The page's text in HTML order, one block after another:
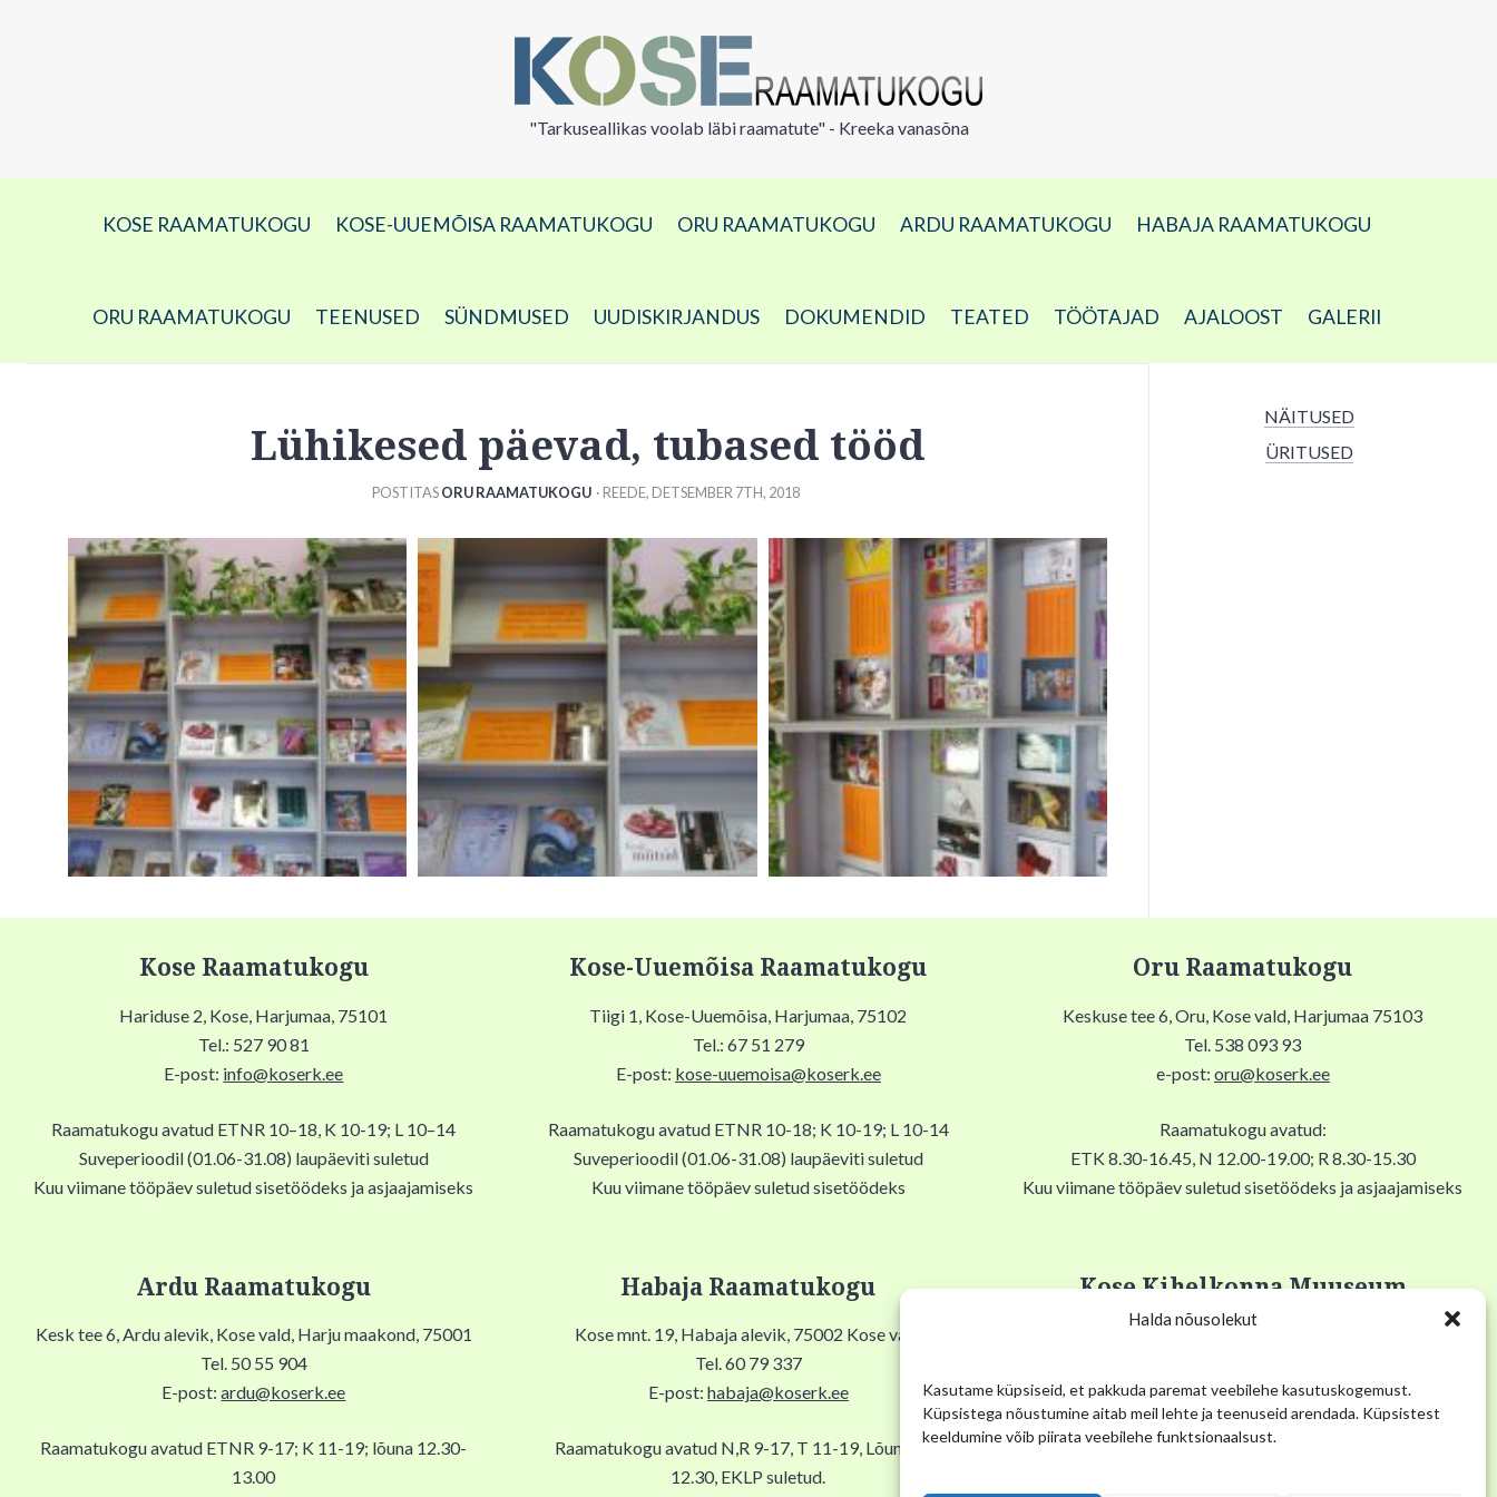
Halda nõusolekut
Kasutame küpsiseid, et pakkuda paremat veebilehe kasutuskogemust.
Küpsistega nõustumine aitab meil lehte ja teenuseid arendada. Küpsistest
keeldumine võib piirata veebilehe funktsionaalsust.
"Tarkuseallikas voolab läbi raamatute" - Kreeka vanasõna
KOSE RAAMATUKOGU KOSE-UUEMÕISA RAAMATUKOGU ORU RAAMATUKOGU ARDU RAAMATUKOGU HABAJA RAAMATUKOGU
ORU RAAMATUKOGU TEENUSED SÜNDMUSED UUDISKIRJANDUS DOKUMENDID TEATED TÖÖTAJAD AJALOOST GALERII
Lühikesed päevad, tubased tööd
POSTITASORU RAAMATUKOGU · REEDE, DETSEMBER 7TH, 2018
NÄITUSED
ÜRITUSED
Kose Raamatukogu
Hariduse 2, Kose, Harjumaa, 75101
Tel.: 527 90 81
E-post: info@koserk.ee
Raamatukogu avatud ETNR 10–18, K 10-19; L 10–14
Suveperioodil (01.06-31.08) laupäeviti suletud
Kuu viimane tööpäev suletud sisetöödeks ja asjaajamiseks
Kose-Uuemõisa Raamatukogu
Tiigi 1, Kose-Uuemõisa, Harjumaa, 75102
Tel.: 67 51 279
E-post: kose-uuemoisa@koserk.ee
Raamatukogu avatud ETNR 10-18; K 10-19; L 10-14
Suveperioodil (01.06-31.08) laupäeviti suletud
Kuu viimane tööpäev suletud sisetöödeks
Oru Raamatukogu
Keskuse tee 6, Oru, Kose vald, Harjumaa 75103
Tel. 538 093 93
e-post: oru@koserk.ee
Raamatukogu avatud:
ETK 8.30-16.45, N 12.00-19.00; R 8.30-15.30
Kuu viimane tööpäev suletud sisetöödeks ja asjaajamiseks
Ardu Raamatukogu
Kesk tee 6, Ardu alevik, Kose vald, Harju maakond, 75001
Tel. 50 55 904
E-post:ardu@koserk.ee
Raamatukogu avatud ETNR 9-17; K 11-19; lõuna 12.30-
13.00
Habaja Raamatukogu
Kose mnt. 19, Habaja alevik, 75002 Kose vald
Tel. 60 79 337
E-post: habaja@koserk.ee
Raamatukogu avatud N,R 9-17, T 11-19, Lõuna 12-
12.30, EKLP suletud.
Kose Kihelkonna Muuseum
Pikk tn 12, Kose alevik, 75101, Kose Gümnaasiumi keldris
E-post:muuseum@kose.ee
Muuseum avatud E 12.00-16.00, K 14.00-19.00